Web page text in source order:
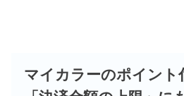
マイカラーのポイント